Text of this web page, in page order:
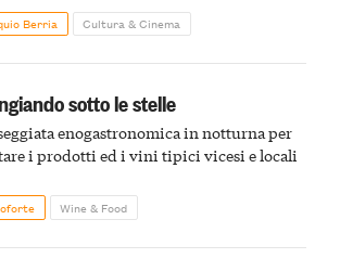
Berria Cultura & Cinema
sotto le stelle
enogastronomica in notturna per
i prodotti ed i vini tipici vicesi e locali
Wine & Food